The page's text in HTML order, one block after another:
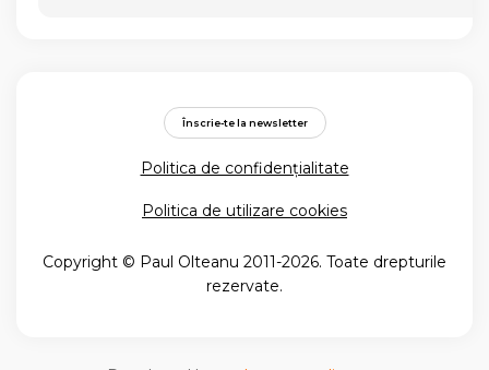
Înscrie-te la newsletter
Politica de confidențialitate
Politica de utilizare cookies
Copyright © Paul Olteanu 2011-2026. Toate drepturile
rezervate.